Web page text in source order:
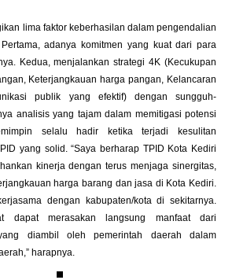
lima faktor keberhasilan dalam pengendalian
adanya komitmen yang kuat dari para
Kedua, menjalankan strategi 4K (Kecukupan
Keterjangkauan harga pangan, Kelancaran
publik yang efektif) dengan sungguh-
analisis yang tajam dalam memitigasi potensi
selalu hadir ketika terjadi kesulitan
yang solid. “Saya berharap TPID Kota Kediri
kinerja dengan terus menjaga sinergitas,
harga barang dan jasa di Kota Kediri.
dengan kabupaten/kota di sekitarnya.
dapat merasakan langsung manfaat dari
diambil oleh pemerintah daerah dalam
harapnya.